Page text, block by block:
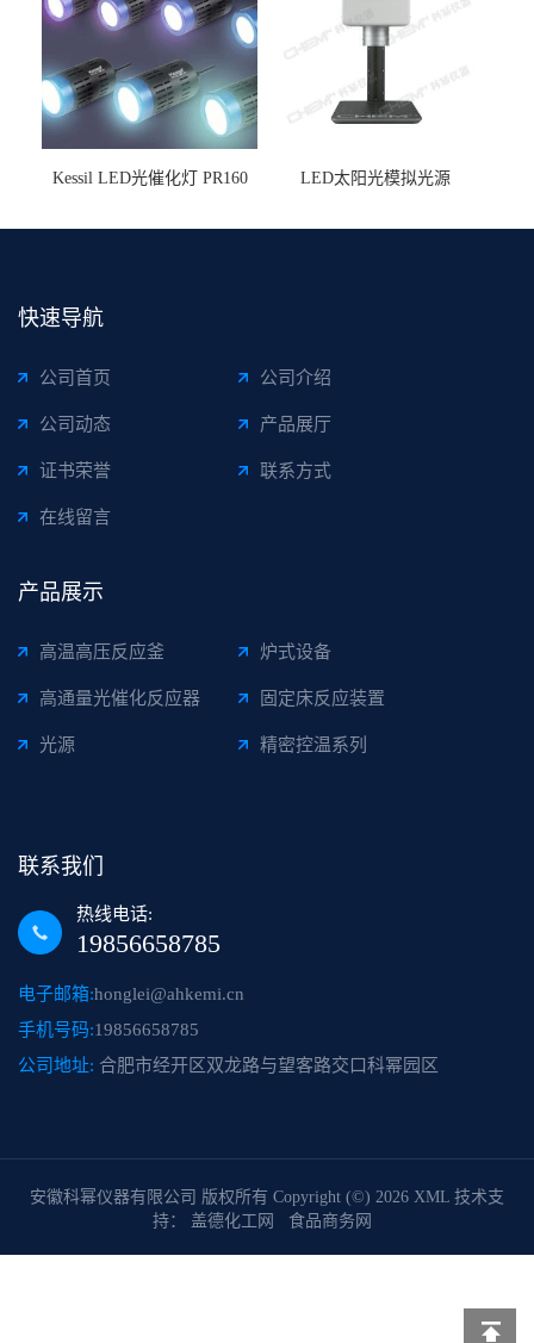
Kessil LED光催化灯 PR160 LED太阳光模拟光源
快速导航
公司首页 公司介绍
公司动态 产品展厅
证书荣誉 联系方式
在线留言
产品展示
高温高压反应釜 炉式设备
高通量光催化反应器 固定床反应装置
光源 精密控温系列
联系我们
热线电话:
19856658785
电子邮箱:honglei@ahkemi.cn
手机号码:19856658785
公司地址: 合肥市经开区双龙路与望客路交口科幂园区
安徽科幂仪器有限公司 版权所有 Copyright (©) 2026 XML 技术支
持： 盖德化工网 食品商务网